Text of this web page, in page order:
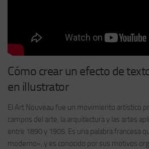
Cómo crear un efecto de
en illustrator
El Art Nouveau fue un movimiento artístico
campos del arte, la arquitectura y las artes
entre 1890 y 1905. Es una palabra francesa
moderno», y es conocido por sus motivos